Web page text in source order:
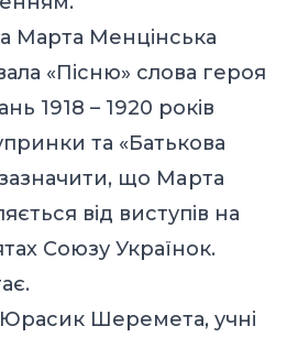
Марта Менцінська
«Пісню» слова героя
1918 – 1920 років
та «Батькова
що Мaрта
від виступів на
Cоюзу Українок.
Шеремета, учні